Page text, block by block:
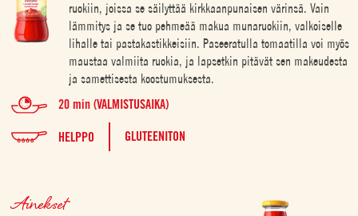
ruokiin, joissa se säilyttää kirkkaanpunaisen värinsä. Vain
lämmitys ja se tuo pehmeää makua munaruokiin, valkoiselle
lihalle tai pastakastikkeisiin. Paseeratulla tomaatilla voi myös
maustaa valmiita ruokia, ja lapsetkin pitävät sen makeudesta
ja samettisesta koostumuksesta.
20 min (VALMISTUSAIKA)
HELPPO GLUTEENITON
Ainekset